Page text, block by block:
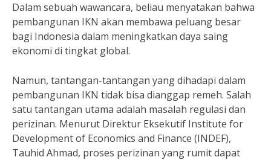
Dalam sebuah wawancara, beliau menyatakan bahwa
pembangunan IKN akan membawa peluang besar
bagi Indonesia dalam meningkatkan daya saing
ekonomi di tingkat global.
Namun, tantangan-tantangan yang dihadapi dalam
pembangunan IKN tidak bisa dianggap remeh. Salah
satu tantangan utama adalah masalah regulasi dan
perizinan. Menurut Direktur Eksekutif Institute for
Development of Economics and Finance (INDEF),
Tauhid Ahmad, proses perizinan yang rumit dapat